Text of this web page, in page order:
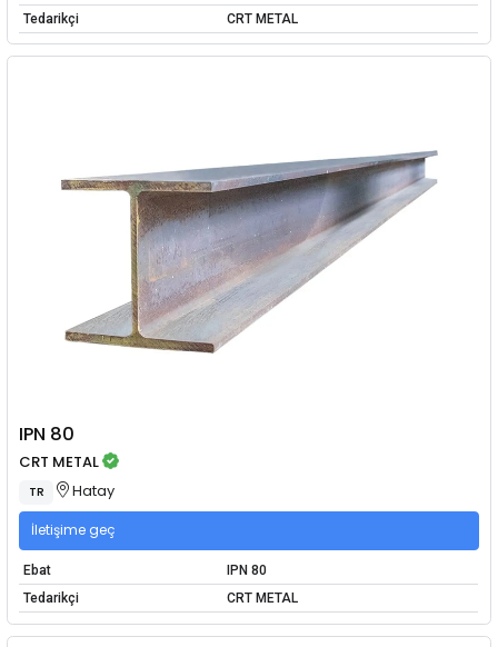
Tedarikçi
CRT METAL
IPN 80
CRT METAL
TR Hatay
İletişime geç
Ebat
IPN 80
Tedarikçi
CRT METAL